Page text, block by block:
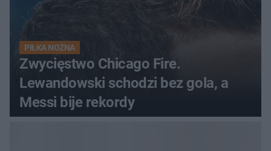
PIŁKA NOŻNA
Zwycięstwo Chicago Fire.
Lewandowski schodzi bez gola, a
Messi bije rekordy